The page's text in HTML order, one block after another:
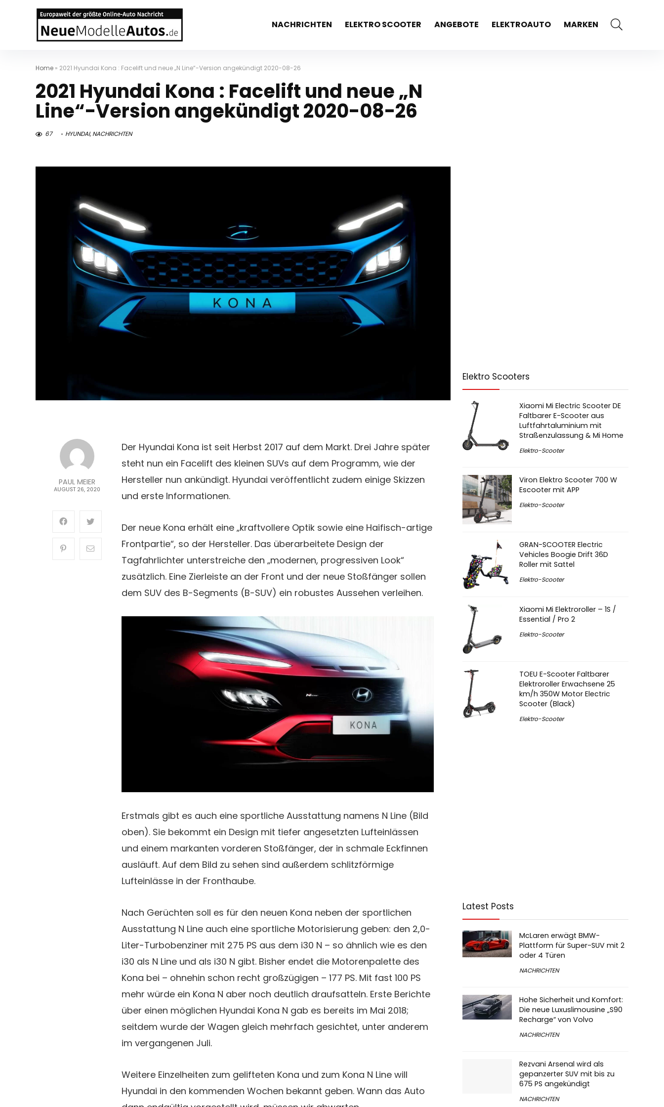
NACHRICHTEN ELEKTRO SCOOTER ANGEBOTE ELEKTROAUTO MARKEN
Home » 2021 Hyundai Kona : Facelift und neue „N Line“-Version angekündigt 2020-08-26
2021 Hyundai Kona : Facelift und neue „N
Line“-Version angekündigt 2020-08-26
67 HYUNDAI,NACHRICHTEN
PAUL MEIER
AUGUST 26, 2020
Der Hyundai Kona ist seit Herbst 2017 auf dem Markt. Drei Jahre später
steht nun ein Facelift des kleinen SUVs auf dem Programm, wie der
Hersteller nun ankündigt. Hyundai veröffentlicht zudem einige Skizzen
und erste Informationen.
Der neue Kona erhält eine „kraftvollere Optik sowie eine Haifisch-artige
Frontpartie“, so der Hersteller. Das überarbeitete Design der
Tagfahrlichter unterstreiche den „modernen, progressiven Look“
zusätzlich. Eine Zierleiste an der Front und der neue Stoßfänger sollen
dem SUV des B-Segments (B-SUV) ein robustes Aussehen verleihen.
Erstmals gibt es auch eine sportliche Ausstattung namens N Line (Bild
oben). Sie bekommt ein Design mit tiefer angesetzten Lufteinlässen
und einem markanten vorderen Stoßfänger, der in schmale Eckfinnen
ausläuft. Auf dem Bild zu sehen sind außerdem schlitzförmige
Lufteinlässe in der Fronthaube.
Nach Gerüchten soll es für den neuen Kona neben der sportlichen
Ausstattung N Line auch eine sportliche Motorisierung geben: den 2,0-
Liter-Turbobenziner mit 275 PS aus dem i30 N – so ähnlich wie es den
i30 als N Line und als i30 N gibt. Bisher endet die Motorenpalette des
Kona bei – ohnehin schon recht großzügigen – 177 PS. Mit fast 100 PS
mehr würde ein Kona N aber noch deutlich draufsatteln. Erste Berichte
über einen möglichen Hyundai Kona N gab es bereits im Mai 2018;
seitdem wurde der Wagen gleich mehrfach gesichtet, unter anderem
im vergangenen Juli.
Weitere Einzelheiten zum gelifteten Kona und zum Kona N Line will
Hyundai in den kommenden Wochen bekannt geben. Wann das Auto
Elektro Scooters
Xiaomi Mi Electric Scooter DE
Faltbarer E-Scooter aus
Luftfahrtaluminium mit
Straßenzulassung & Mi Home
Elektro-Scooter
Viron Elektro Scooter 700 W
Escooter mit APP
Elektro-Scooter
GRAN-SCOOTER Electric
Vehicles Boogie Drift 36D
Roller mit Sattel
Elektro-Scooter
Xiaomi Mi Elektroroller – 1S /
Essential / Pro 2
Elektro-Scooter
TOEU E-Scooter Faltbarer
Elektroroller Erwachsene 25
km/h 350W Motor Electric
Scooter (Black)
Elektro-Scooter
Latest Posts
McLaren erwägt BMW-
Plattform für Super-SUV mit 2
oder 4 Türen
NACHRICHTEN
Hohe Sicherheit und Komfort:
Die neue Luxuslimousine „S90
Recharge“ von Volvo
NACHRICHTEN
Rezvani Arsenal wird als
gepanzerter SUV mit bis zu
675 PS angekündigt
NACHRICHTEN